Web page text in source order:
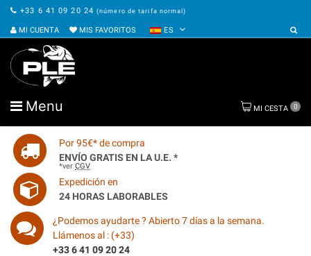
+33 6 41 09 20 24(número de tarifa normal)
MI CUENTA MIS FAVORITOS ES
Menu MI CESTA 0
Por 95€* de compra
ENVÍO GRATIS EN LA U.E. *
*ver CGV
Expedición en
24 HORAS LABORABLES
¿Podemos ayudarte ? Abierto 7 días a la semana.
Llámenos al : (+33)
+33 6 41 09 20 24